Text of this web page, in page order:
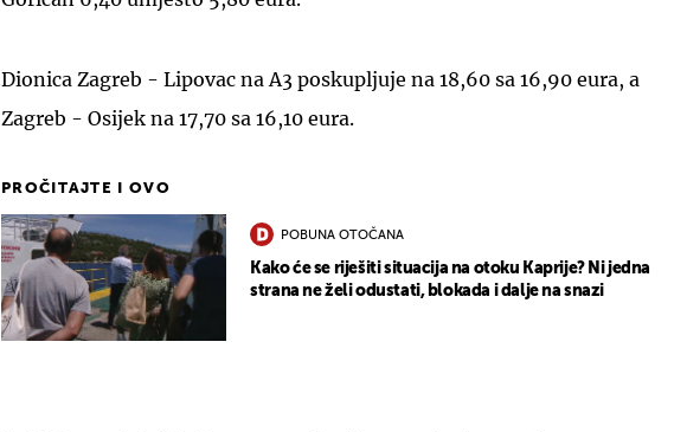
Dionica Zagreb - Lipovac na A3 poskupljuje na 18,60 sa 16,90 eura, a
Zagreb - Osijek na 17,70 sa 16,10 eura.
PROČITAJTE I OVO
POBUNA OTOČANA
Kako će se riješiti situacija na otoku Kaprije? Ni jedna
strana ne želi odustati, blokada i dalje na snazi